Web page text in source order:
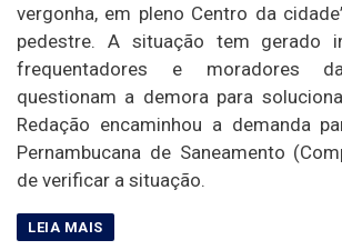
vergonha, em pleno Centro da
pedestre. A situação tem gerado
frequentadores e moradores
questionam a demora para
Redação encaminhou a demanda
Pernambucana de Saneamento
de verificar a situação.